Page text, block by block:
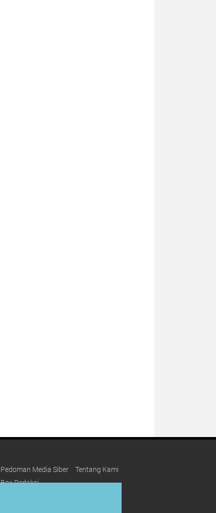
Pedoman Media Siber
Tentang Kami
Box Redaksi